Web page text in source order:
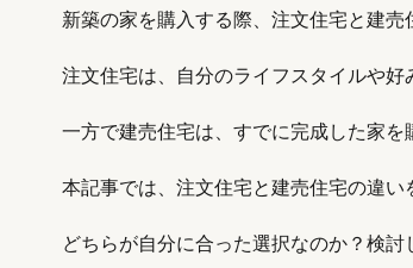
新築の家を購入する際、注文住宅と建売
注文住宅は、自分のライフスタイルや好
一方で建売住宅は、すでに完成した家を
本記事では、注文住宅と建売住宅の違い
どちらが自分に合った選択なのか？検討